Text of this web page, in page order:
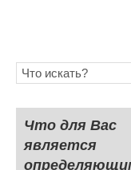
Что для Вас
является